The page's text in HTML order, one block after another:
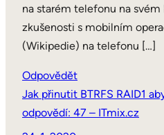
na starém telefonu na
zkušenosti s mobilním
(Wikipedie) na telefonu […]
Odpovědět
Jak přinutit BTRFS RAID1
odpovědí: 47 – ITmix.cz